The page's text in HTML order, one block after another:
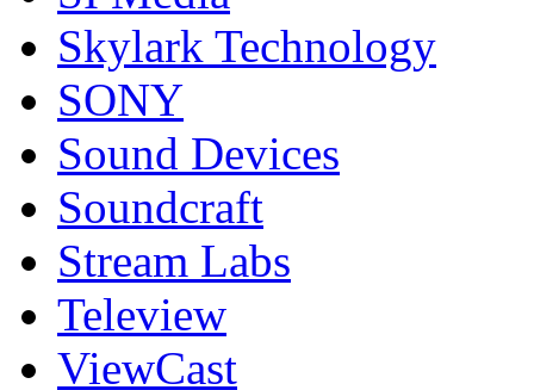
Skylark Technology
SONY
Sound Devices
Soundcraft
Stream Labs
Teleview
ViewCast